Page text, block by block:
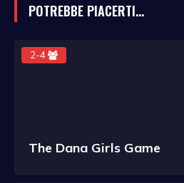
POTREBBE PIACERTI...
2-4
The Dana Girls Game